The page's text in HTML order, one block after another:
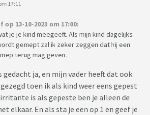
17:11
13-10-2023 om 17:00:
je je kind meegeeft. Als mijn kind dagelijks
gemept zal ik zeker zeggen dat hij een
terug mag geven.
gedacht ja, en mijn vader heeft dat ook
toen ik als kind weer eens gepest
is als gepeste ben je alleen de
elkaar. En als sta je een op 1 en geef je